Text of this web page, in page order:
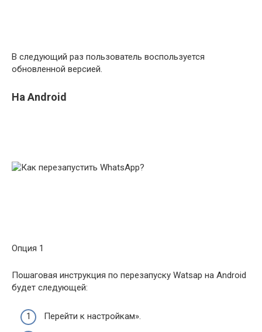
В следующий раз пользователь воспользуется
обновленной версией.
На Android
Опция 1
Пошаговая инструкция по перезапуску Watsap на Android
будет следующей:
Перейти к настройкам».